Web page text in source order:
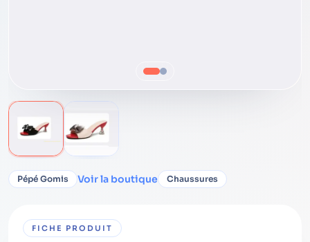
Pépé Gomis Voir la boutique Chaussures
FICHE PRODUIT